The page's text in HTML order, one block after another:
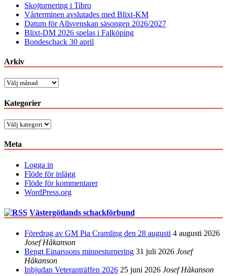
Skojturnering i Tibro
Vårterminen avslutades med Blixt-KM
Datum för Allsvenskan säsongen 2026/2027
Blixt-DM 2026 spelas i Falköping
Bondeschack 30 april
Arkiv
Arkiv
Kategorier
Kategorier
Meta
Logga in
Flöde för inlägg
Flöde för kommentarer
WordPress.org
Västergötlands schackförbund
Föredrag av GM Pia Cramling den 28 augusti 4 augusti 2026
Josef Håkanson
Bengt Einarssons minnesturnering 31 juli 2026 Josef
Håkanson
Inbjudan Veteranträffen 2026 25 juni 2026 Josef Håkanson